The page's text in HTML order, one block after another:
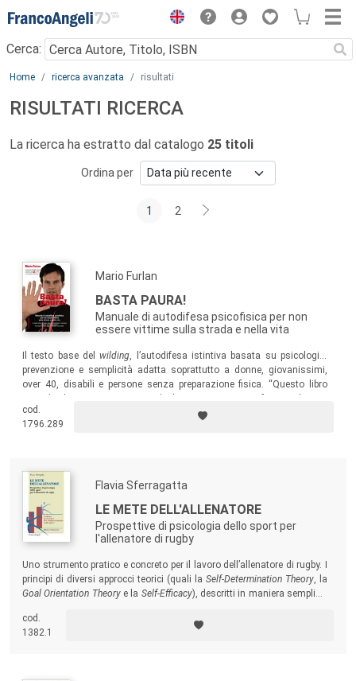
Menu
Cerca:
Main content
Home ricerca avanzata risultati
RISULTATI RICERCA
La ricerca ha estratto dal catalogo 25 titoli
Ordina per
1 2
Mario Furlan
BASTA PAURA!
Manuale di autodifesa psicofisica per non
essere vittime sulla strada e nella vita
Il testo base delwilding, l’autodifesa istintiva basata su psicologia,
prevenzione e semplicità adatta soprattutto a donne, giovanissimi,
over 40, disabili e persone senza preparazione fisica. “Questo libro
paura in energia positiva per reagire e difendersi”.
cod.
1796.289
Flavia Sferragatta
LE METE DELL'ALLENATORE
Prospettive di psicologia dello sport per
l'allenatore di rugby
Uno strumento pratico e concreto per il lavoro dell’allenatore di rugby. I
principi di diversi approcci teorici (quali la Self-Determination Theory , la
Goal Orientation Theorye la Self-Efficacy), descritti in maniera semplice,
all’allenamento del rugby per offrire ai tecnici una grande varietà di
spunti applicativi.
cod.
1382.1